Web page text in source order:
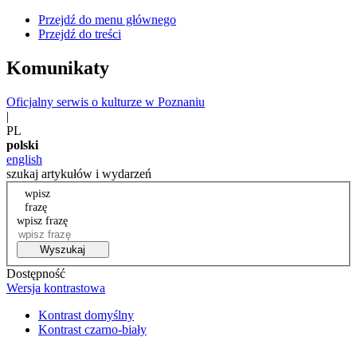
Przejdź do menu głównego
Przejdź do treści
Komunikaty
Oficjalny serwis o kulturze w Poznaniu
|
PL
polski
english
szukaj artykułów i wydarzeń
wpisz
frazę
wpisz frazę
Wyszukaj
Dostępność
Wersja kontrastowa
Kontrast domyślny
Kontrast czarno-biały